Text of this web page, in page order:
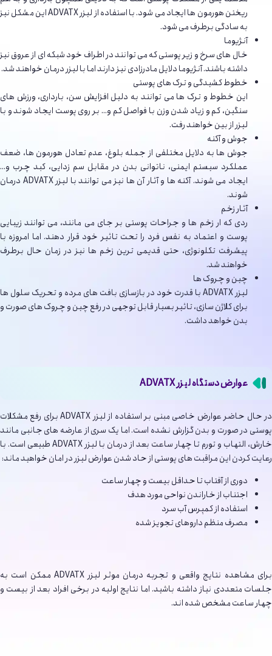
ریختن هورمون ها ایجاد می شود. با استفاده از لیزر ADVATX این مشکل نیز
به سادگی برطرف می شود.
آنژیوما
خال های سرخ و زیر پوستی که می توانند در اطراف خود شبکه ای از عروق نیز
داشته باشند. آنژیوما دلایل مادرزادی نیز دارند اما با لیزر درمان خواهند شد.
خطوط کشیدگی و ترک های پوستی
این خطوط و ترک ها می توانند به دلیل افزایش سن، بارداری، ورزش های
سنگین، کم و زیاد شدن وزن با فواصل کم و… بر روی پوست ایجاد شوند و با
لیزر از بین خواهند رفت.
جوش و آکنه
جوش ها به دلایل مختلفی از جمله بلوغ، عدم تعادل هورمون ها، ضعف
عملکرد سیستم ایمنی، ناتوانی بدن در مقابل سم زدایی، کبد چرب و…
ایجاد می شوند. آکنه ها و آثار آن ها نیز می توانند با لیزر ADVATX درمان
شوند.
آثار زخم
ردی که ار زخم ها و جراحات پوستی بر جای می مانند، می توانند زیبایی
پوست و اعتماد به نفس فرد را تحت تاثیر خود قرار دهند. اما امروزه با
پیشرفت تکلونوژی، حتی قدیمی ترین زخم ها نیز در زمان حال برطرف
خواهند شد.
چین و چروک ها
لیزر ADVATX با قدرت خود در بازسازی بافت های مرده و تحریک سلول ها
برای کلاژن سازی، تاثیر بسیار قابل توجهی در رفع چین و چروک های صورت و
بدن خواهد داشت.
عوارض دستگاه لیزر ADVATX
در حال حاضر عوارض خاصی مبنی بر استفاده از لیزر ADVATX برای رفع مشکلات
پوستی در صورت و بدن گزارش نشده است. اما یک سری از عارضه های جانبی مانند
خارش، التهاب و تورم تا چهار ساعت بعد از درمان با لیزر ADVATX طبیعی است. با
رعایت کردن این مراقبت های پوستی از حاد شدن عوارض لیزر در امان خواهید ماند:
دوری از آفتاب تا حداقل بیست و چهار ساعت
اجتناب از خاراندن نواحی مورد هدف
استفاده از کمپرس آب سرد
مصرف منظم داروهای تجویز شده
برای مشاهده نتایج واقعی و تجربه درمان موثر لیزر ADVATX ممکن است به
جلسات متعددی نیاز داشته باشید. اما نتایج اولیه در برخی افراد بعد از بیست و
چهار ساعت مشخص شده اند.